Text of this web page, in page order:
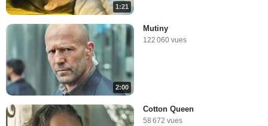
1:21
2:00
Mutiny
122 060 vues
Cotton Queen
58 672 vues